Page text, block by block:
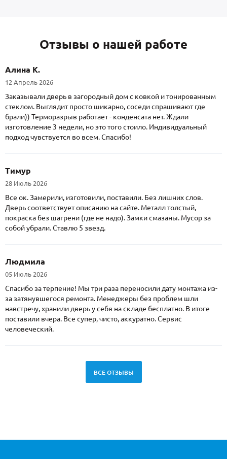
Отзывы о нашей работе
Алина К.
12 Апрель 2026
Заказывали дверь в загородный дом с ковкой и тонированным
стеклом. Выглядит просто шикарно, соседи спрашивают где
брали)) Терморазрыв работает - конденсата нет. Ждали
изготовление 3 недели, но это того стоило. Индивидуальный
подход чувствуется во всем. Спасибо!
Тимур
28 Июль 2026
Все ок. Замерили, изготовили, поставили. Без лишних слов.
Дверь соответствует описанию на сайте. Металл толстый,
покраска без шагрени (где не надо). Замки смазаны. Мусор за
собой убрали. Ставлю 5 звезд.
Людмила
05 Июль 2026
Спасибо за терпение! Мы три раза переносили дату монтажа из-
за затянувшегося ремонта. Менеджеры без проблем шли
навстречу, хранили дверь у себя на складе бесплатно. В итоге
поставили вчера. Все супер, чисто, аккуратно. Сервис
человеческий.
ВСЕ ОТЗЫВЫ